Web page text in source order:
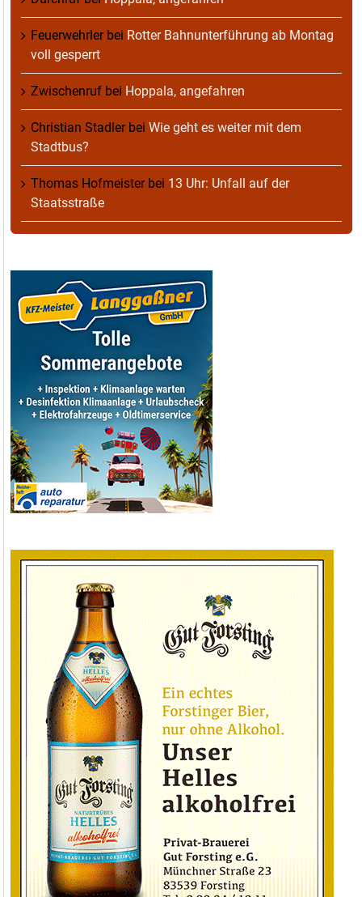
Feuerwehrlerbei Rotter Bahnunterführung ab Montag
voll gesperrt
Zwischenruf bei Hoppala, angefahren
Christian Stadlerbei Wie geht es weiter mit dem
Stadtbus?
Thomas Hofmeisterbei 13 Uhr: Unfall auf der
Staatsstraße